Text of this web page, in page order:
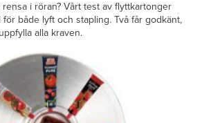
i röran? Vårt test av flyttkartonger
både lyft och stapling. Två får godkänt,
alla kraven.